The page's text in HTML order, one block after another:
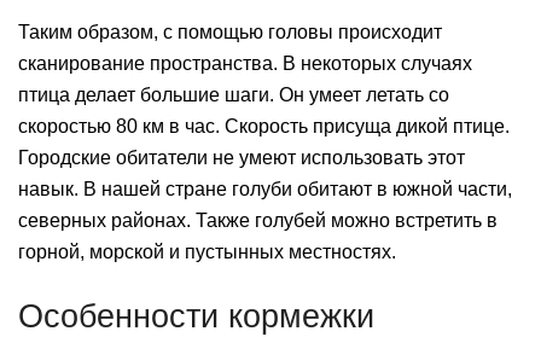
Таким образом, с помощью головы происходит
сканирование пространства. В некоторых случаях
птица делает большие шаги. Он умеет летать со
скоростью 80 км в час. Скорость присуща дикой птице.
Городские обитатели не умеют использовать этот
навык. В нашей стране голуби обитают в южной части,
северных районах. Также голубей можно встретить в
горной, морской и пустынных местностях.
Особенности кормежки